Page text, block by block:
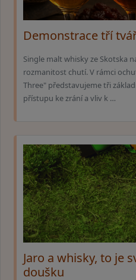
Demonstrace tří
Single malt whisky ze Skotska
rozmanitost chutí. V rámci
Three" představujeme tři
přístupu ke zrání a vliv k …
Jaro a whisky, to je
doušku